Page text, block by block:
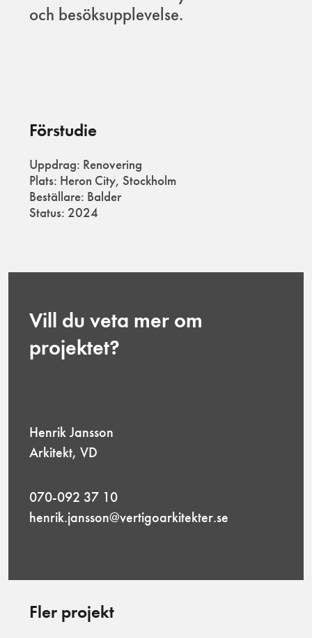
och besöksupplevelse.
Förstudie
Uppdrag: Renovering
Plats: Heron City, Stockholm
Beställare: Balder
Status: 2024
Vill du veta mer om
projektet?
Henrik Jansson
Arkitekt, VD
070-092 37 10
henrik.jansson@vertigoarkitekter.se
Fler projekt